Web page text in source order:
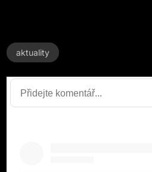
aktuality